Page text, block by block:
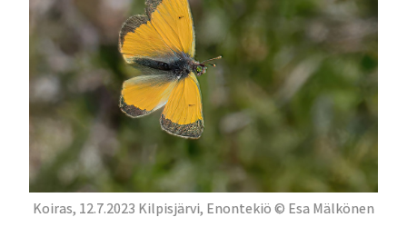
Koiras, 12.7.2023 Kilpisjärvi, Enontekiö © Esa Mälkönen